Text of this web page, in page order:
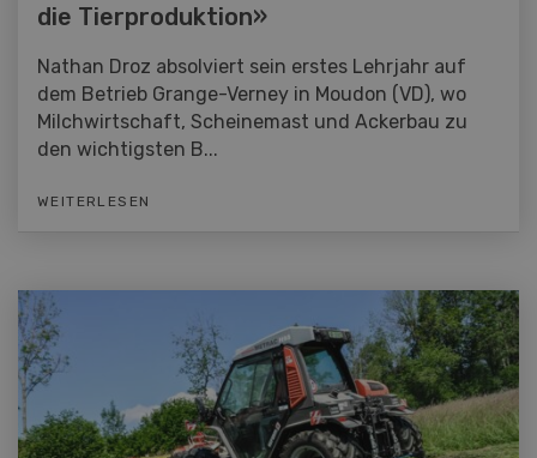
die Tierproduktion»
Nathan Droz absolviert sein erstes Lehrjahr auf
dem Betrieb Grange-Verney in Moudon (VD), wo
Milchwirtschaft, Scheinemast und Ackerbau zu
den wichtigsten B...
WEITERLESEN